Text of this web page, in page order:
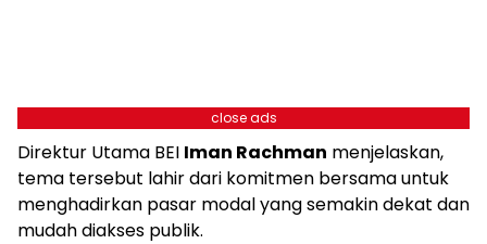
close ads
Direktur Utama BEI Iman Rachman menjelaskan,
tema tersebut lahir dari komitmen bersama untuk
menghadirkan pasar modal yang semakin dekat dan
mudah diakses publik.